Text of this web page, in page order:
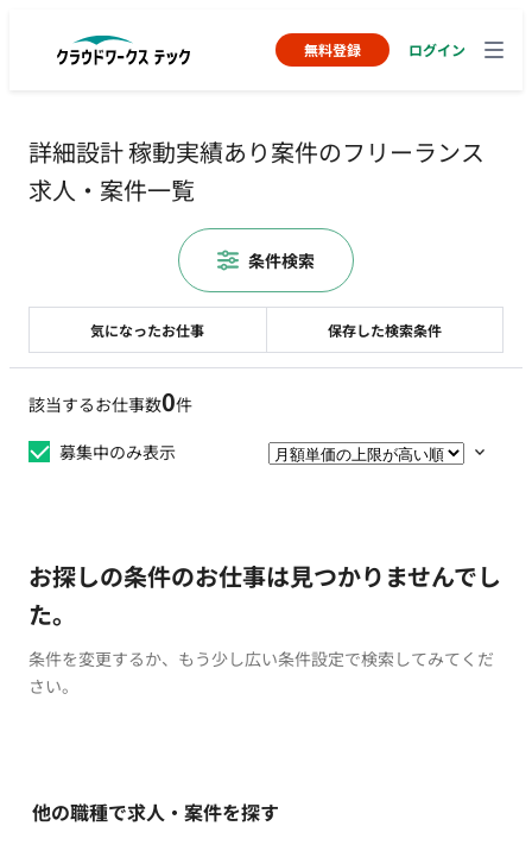
無料登録 ログイン
詳細設計 稼動実績あり案件のフリーランス
求人・案件一覧
該当するお仕事数0件
募集中のみ表示
お探しの条件のお仕事は見つかりませんでし
た。
条件を変更するか、もう少し広い条件設定で検索してみてくだ
さい。
他の職種で求人・案件を探す
気になったお仕事 保存した検索条件
条件検索